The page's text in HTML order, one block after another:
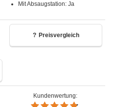
Mit Absaugstation: Ja
Preisvergleich
Kundenwertung: